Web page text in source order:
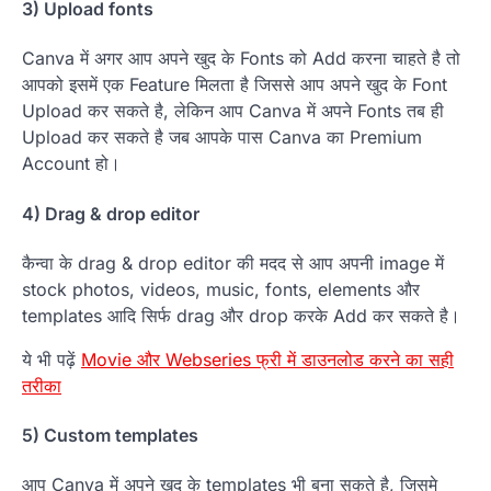
3) Upload fonts
Canva में अगर आप अपने खुद के Fonts को Add करना चाहते है तो
आपको इसमें एक Feature मिलता है जिससे आप अपने खुद के Font
Upload कर सकते है, लेकिन आप Canva में अपने Fonts तब ही
Upload कर सकते है जब आपके पास Canva का Premium
Account हो।
4) Drag & drop editor
कैन्वा के drag & drop editor की मदद से आप अपनी image में
stock photos, videos, music, fonts, elements और
templates आदि सिर्फ drag और drop करके Add कर सकते है।
ये भी पढ़ें Movie और Webseries फ्री में डाउनलोड करने का सही
तरीका
5) Custom templates
आप Canva में अपने खुद के templates भी बना सकते है, जिसमे